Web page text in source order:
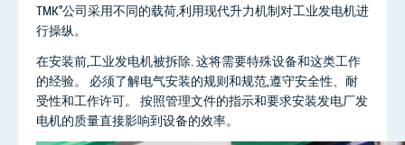
TMK”公司采用不同的载荷,利用现代升力机制对工业发电机进
行操纵。
在安装前,工业发电机被拆除. 这将需要特殊设备和这类工作
的经验。 必须了解电气安装的规则和规范,遵守安全性、耐
受性和工作许可。 按照管理文件的指示和要求安装发电厂发
电机的质量直接影响到设备的效率。